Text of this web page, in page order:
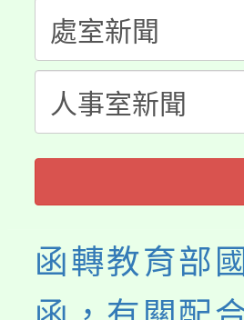
者。
份教師研習
淨零綠生活
會
115年食農
程
函轉教育部